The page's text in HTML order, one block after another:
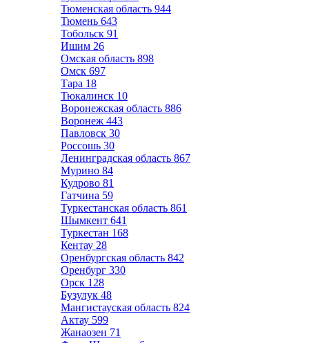
Тюменская область 944
Тюмень 643
Тобольск 91
Ишим 26
Омская область 898
Омск 697
Тара 18
Тюкалинск 10
Воронежская область 886
Воронеж 443
Павловск 30
Россошь 30
Ленинградская область 867
Мурино 84
Кудрово 81
Гатчина 59
Туркестанская область 861
Шымкент 641
Туркестан 168
Кентау 28
Оренбургская область 842
Оренбург 330
Орск 128
Бузулук 48
Мангистауская область 824
Актау 599
Жанаозен 71